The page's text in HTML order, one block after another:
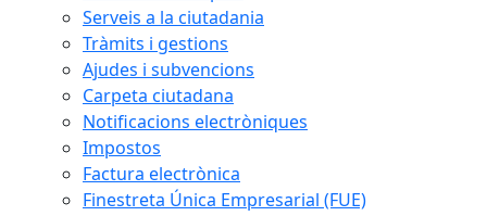
Serveis a la ciutadania
Tràmits i gestions
Ajudes i subvencions
Carpeta ciutadana
Notificacions electròniques
Impostos
Factura electrònica
Finestreta Única Empresarial (FUE)